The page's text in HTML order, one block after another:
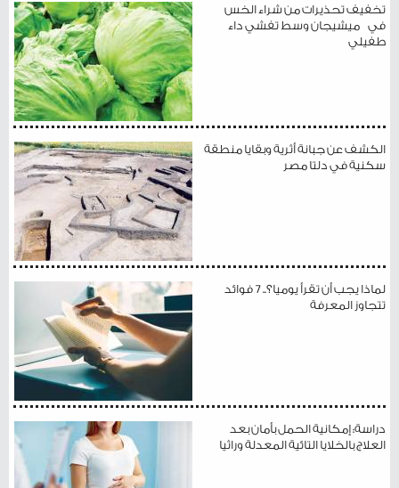
تخفيف تحذيرات من شراء الخس
في ميشيجان وسط تفشي داء
طفيلي
الكشف عن جبانة أثرية وبقايا منطقة
سكنية في دلتا مصر
لماذا يجب أن تقرأ يوميا؟.. 7 فوائد
تتجاوز المعرفة
دراسة: إمكانية الحمل بأمان بعد
العلاج بالخلايا التائية المعدلة وراثيا